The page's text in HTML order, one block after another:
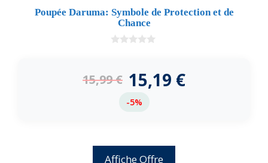
Poupée Daruma: Symbole de Protection et de
Chance
5
15,99€ 15,19 €
-5%
Affiche Offre